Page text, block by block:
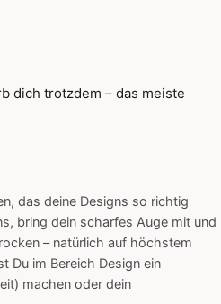
dich trotzdem – das meiste
das deine Designs so richtig
bring dein scharfes Auge mit und
– natürlich auf höchstem
Du im Bereich Design ein
machen oder dein